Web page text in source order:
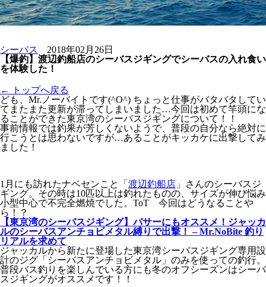
シーバス
2018年02月26日
【爆釣】渡辺釣船店のシーバスジギングでシーバスの入れ食い
を体験した！
← トップへ戻る
ども、Mr.ノーバイトです(^O^) ちょっと仕事がバタバタしてい
てまたまた更新が滞ってしまいました…今回は初めて竿頭にな
ることができた東京湾のシーバスジギングについて！！
事前情報では釣果が芳しくないようで、普段の自分なら絶対に
行こうとは思わないですが…あることがキッカケに出撃してみ
ました！
1月にも訪れたナベセンこと「 渡辺釣船店 」さんのシーバスジ
ギング。その時は10匹以上は釣れたものの、サイズが伸び悩み
小型中心で不完全燃焼でした。ToT 今回はどうなることや
ら！？
【東京湾のシーバスジギング】バサーにもオススメ！ジャッカ
ルのシーバスアンチョビメタル縛りで出撃！ – Mr.NoBite 釣り
リアルを求めて
ジャッカルから新たに登場した東京湾シーバスジギング専用設
計のジグ「シーバスアンチョビメタル」のみを使っての釣行。
普段バス釣りを楽しんでいる方にも冬のオフシーズンはシーバ
スジギングがオススメです！！